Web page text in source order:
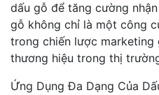
dấu gỗ để tăng cường
gỗ không chỉ là một công
trong chiến lược marketing
thương hiệu trong thị
Ứng Dụng Đa Dạng Của